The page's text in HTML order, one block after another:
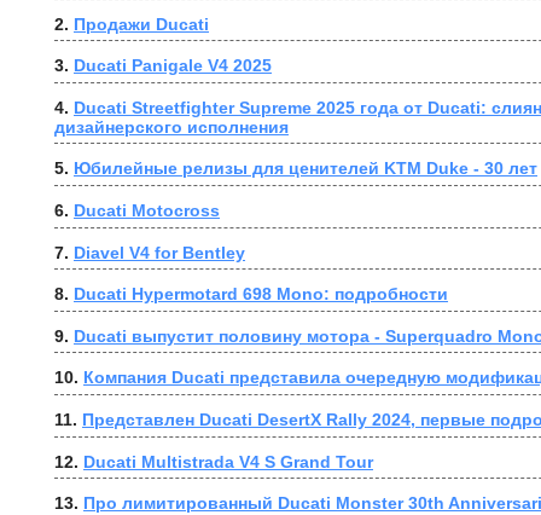
2. Продажи Ducati
3. Ducati Panigale V4 2025
4. Ducati Streetfighter Supreme 2025 года от Ducati:
дизайнерского исполнения
5. ﻿Юбилейные релизы для ценителей KTM Duke - 30 лет
6. Ducati Motocross
7. Diavel V4 for Bentley
8. Ducati Hypermotard 698 Mono: подробности
9. Ducati выпустит половину мотора - Superquadro
10. Компания Ducati представила очередную
11. Представлен Ducati DesertX Rally 2024, первые
12. Ducati Multistrada V4 S Grand Tour
13. Про лимитированный Ducati Monster 30th